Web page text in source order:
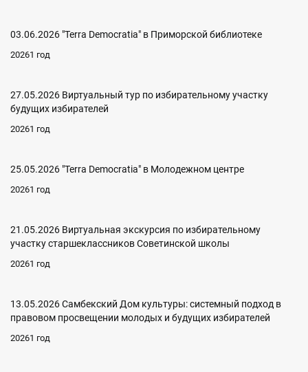
03.06.2026 "Terra Democratia" в Приморской библиотеке
20261 год
27.05.2026 Виртуальный тур по избирательному участку
будущих избирателей
20261 год
25.05.2026 "Terra Democratia" в Молодежном центре
20261 год
21.05.2026 Виртуальная экскурсия по избирательному
участку старшеклассников Советинской школы
20261 год
13.05.2026 Самбекский Дом культуры: системный подход в
правовом просвещении молодых и будущих избирателей
20261 год